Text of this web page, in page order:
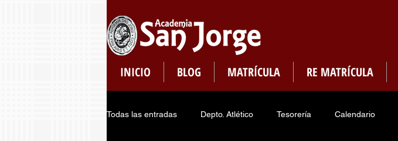
INICIO BLOG MATRÍCULA RE MATRÍCULA
Todas las entradas Depto. Atlético Tesorería Calendario